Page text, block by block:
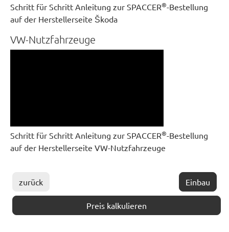
Schritt für Schritt Anleitung zur SPACCER®-Bestellung
auf der Herstellerseite Škoda
VW-Nutzfahrzeuge
Schritt für Schritt Anleitung zur SPACCER®-Bestellung
auf der Herstellerseite VW-Nutzfahrzeuge
zurück Einbau
Preis kalkulieren